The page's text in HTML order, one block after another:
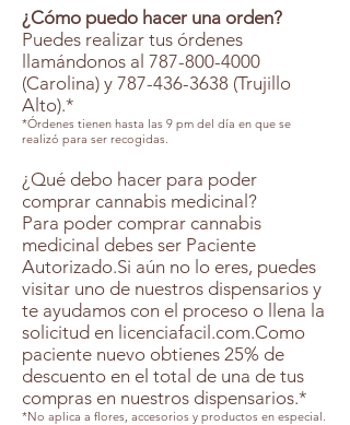
¿Cómo puedo hacer una orden?
Puedes realizar tus órdenes
llamándonos al 787-800-4000
(Carolina) y 787-436-3638 (Trujillo
Alto).*
*Órdenes tienen hasta las 9 pm del día en que se
realizó para ser recogidas.
¿Qué debo hacer para poder
comprar cannabis medicinal?
Para poder comprar cannabis
medicinal debes ser Paciente
Autorizado.Si aún no lo eres, puedes
visitar uno de nuestros dispensarios y
te ayudamos con el proceso o llena la
solicitud en licenciafacil.com.Como
paciente nuevo obtienes 25% de
descuento en el total de una de tus
compras en nuestros dispensarios.*
*No aplica a flores, accesorios y productos en especial.